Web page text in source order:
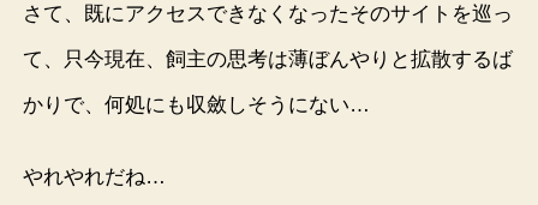
さて、既にアクセスできなくなったそのサイトを巡っ
て、只今現在、飼主の思考は薄ぼんやりと拡散するば
かりで、何処にも収斂しそうにない…
やれやれだね…